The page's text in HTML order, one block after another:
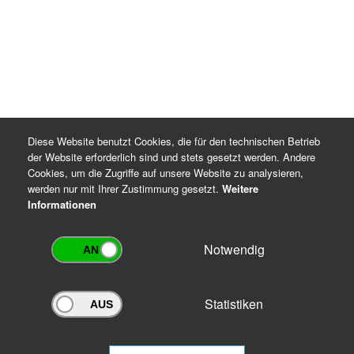
Archivportal Thüringen
Diese Website benutzt Cookies, die für den technischen Betrieb
der Website erforderlich sind und stets gesetzt werden. Andere
Cookies, um die Zugriffe auf unsere Website zu analysieren,
werden nur mit Ihrer Zustimmung gesetzt. Weitere
Informationen
Notwendig
Statistiken